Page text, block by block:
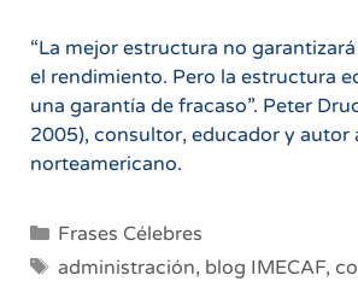
“La mejor estructura no
el rendimiento. Pero la estructura
una garantía de fracaso”. Peter
2005), consultor, educador y autor
norteamericano.
Categorías
Frases Célebres
Etiquetas
administración, blog IMECAF,